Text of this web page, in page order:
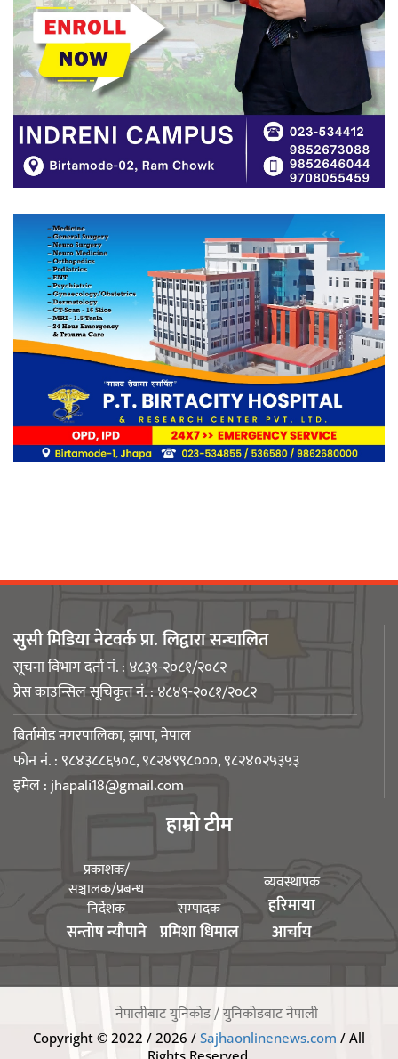
बिर्तामोडमा तेस्रो संस्करणको ‘मिस्टर
कञ्चनजंघा राष्ट्रिय शारीरिक सुगठन
प्रतियोगिता’ हुने
नेपोलिस विश्वविद्यालयसँग इक्यान झापाको
फरार अभियुक्त ओलीसामु झापा प्रहरी निरीह
द ब्यूटी वल्ड पाँचौँ वर्षमा प्रवेश , विपन्न ४
सय बढीलाई निशुल्क तालिम
पेशागत गुणस्तर र बदलिँदो भूमिकामाथि
अन्तरक्रिया
आगलागीबाट प्रभावित शेयर सदस्यलाई
सहाराले उपलब्ध गरायाे राहत
लिङ्कन मन्टेश्वरीमा खिर दिवस मनाइयो
जर्मनीको बायोमेडमा आबद्ध
सुसी मिडिया नेटवर्क प्रा. लिद्वारा सन्चालित
सूचना विभाग दर्ता नं. : ४८३९-२०८१/२०८२
प्रेस काउन्सिल सूचिकृत नं. : ४८४९-२०८१/२०८२
बिर्तामोड नगरपालिका, झापा, नेपाल
फोन नं. : ९८४३८८६५०८, ९८२४९९८०००, ९८२४०२५३५३
इमेल :jhapali18@gmail.com
हाम्रो टीम
प्रकाशक/
सञ्चालक/प्रबन्ध
निर्देशक
सन्तोष न्यौपाने
सम्पादक
प्रमिशा धिमाल
व्यवस्थापक
हरिमाया
आर्चाय
नेपालीबाट युनिकोड / युनिकोडबाट नेपाली
Copyright © 2022 / 2026 / Sajhaonlinenews.com / All